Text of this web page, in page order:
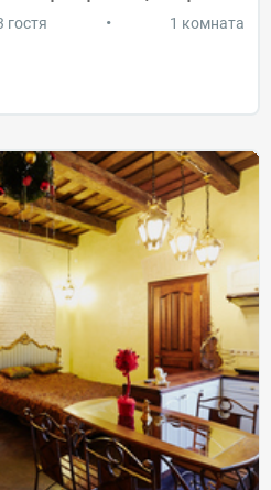
гостя • 1 комната